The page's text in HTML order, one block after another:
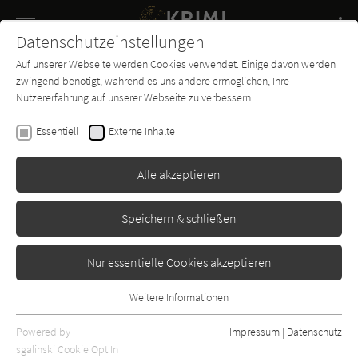
SUCHE
Buch-
Entdecker
Forum Charts
Marc Raabe
Violas Versteck
Erschienen: Februar 2022 Bibliogr. Angaben
Datenschutzeinstellungen
Auf unserer Webseite werden Cookies verwendet. Einige davon werden
zwingend benötigt, während es uns andere ermöglichen, Ihre
Nutzererfahrung auf unserer Webseite zu verbessern.
Essentiell Externe Inhalte
Alle akzeptieren
Speichern & schließen
Nur essentielle Cookies akzeptieren
Essentielle Cookies werden für grundlegende Funktionen der
Webseite benötigt. Dadurch ist gewährleistet, dass die Webseite
Weitere Informationen
Powered by
sgalinski Cookie Opt In
Impressum | Datenschutz